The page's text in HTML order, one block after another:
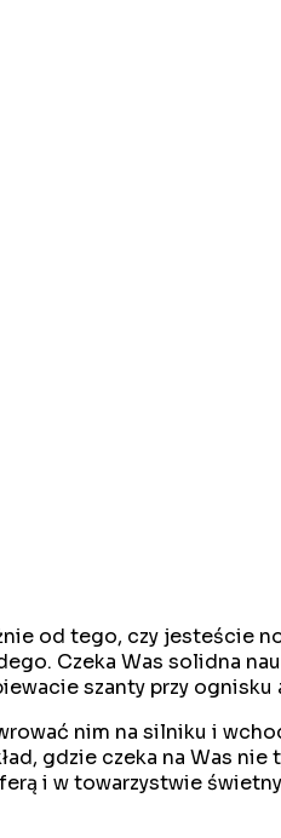
od tego, czy jesteście
Czeka Was solidna
szanty przy
nim na silniku i
gdzie czeka na Was
i w towarzystwie